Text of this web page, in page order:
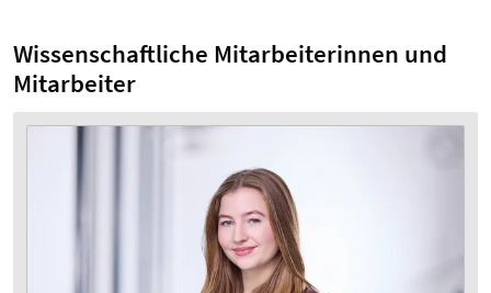
Wissenschaftliche Mitarbeiterinnen und
Mitarbeiter